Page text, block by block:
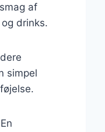
af
drinks.
simpel